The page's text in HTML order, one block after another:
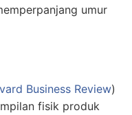
umur
Business Review)
fisik produk